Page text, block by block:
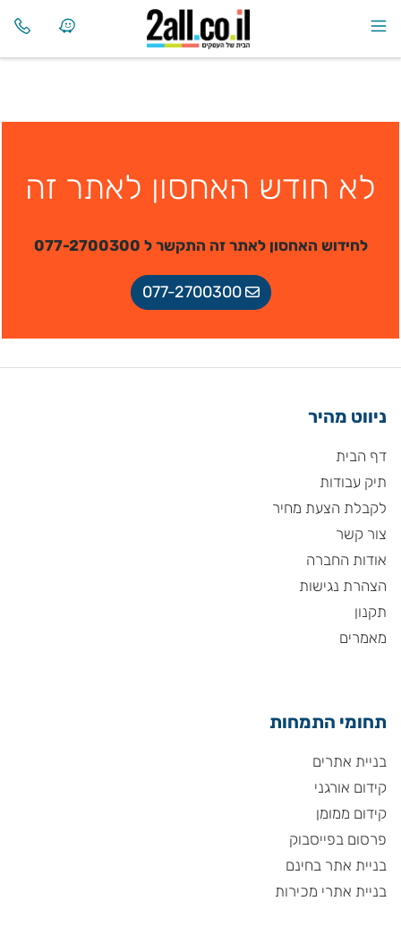
לא חודש האחסון לאתר זה
לחידוש האחסון לאתר זה התקשר ל 077-2700300
077-2700300
ניווט מהיר
דף הבית
תיק עבודות
לקבלת הצעת מחיר
צור קשר
אודות החברה
הצהרת נגישות
תקנון
מאמרים
תחומי התמחות
בניית אתרים
קידום אורגני
קידום ממומן
פרסום בפייסבוק
בניית אתר בחינם
בניית אתרי מכירות